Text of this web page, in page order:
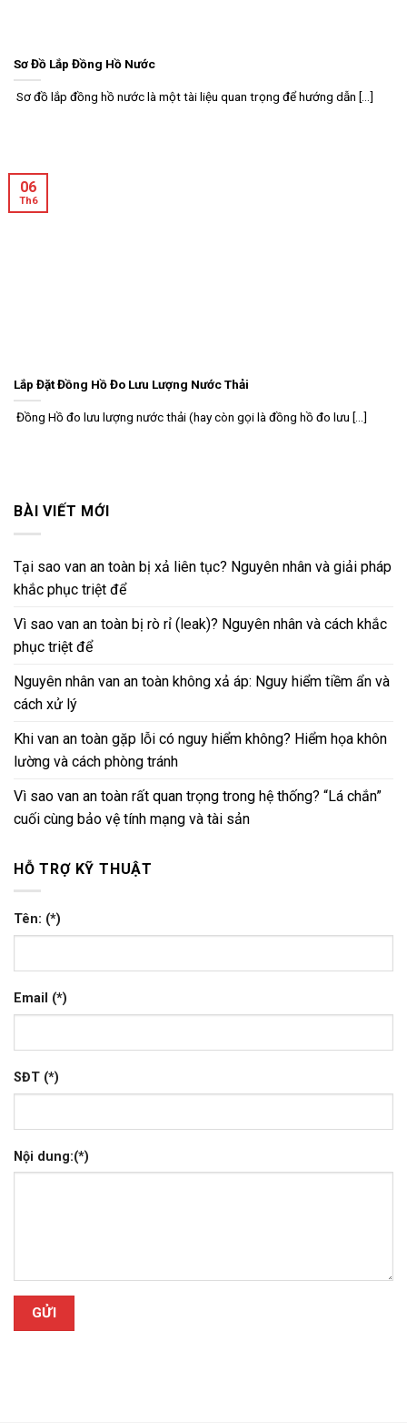
Sơ Đồ Lắp Đồng Hồ Nước
Sơ đồ lắp đồng hồ nước là một tài liệu quan trọng để hướng dẫn [...]
Lắp Đặt Đồng Hồ Đo Lưu Lượng Nước Thải
Đồng Hồ đo lưu lượng nước thải (hay còn gọi là đồng hồ đo lưu [...]
06
Th6
BÀI VIẾT MỚI
Tại sao van an toàn bị xả liên tục? Nguyên nhân và giải pháp
khắc phục triệt để
Vì sao van an toàn bị rò rỉ (leak)? Nguyên nhân và cách khắc
phục triệt để
Nguyên nhân van an toàn không xả áp: Nguy hiểm tiềm ẩn và
cách xử lý
Khi van an toàn gặp lỗi có nguy hiểm không? Hiểm họa khôn
lường và cách phòng tránh
Vì sao van an toàn rất quan trọng trong hệ thống? “Lá chắn”
cuối cùng bảo vệ tính mạng và tài sản
HỖ TRỢ KỸ THUẬT
Tên: (*)
Email (*)
SĐT (*)
Nội dung:(*)